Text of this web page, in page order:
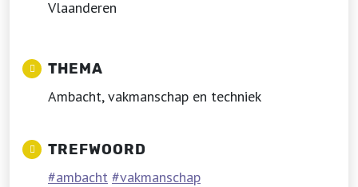
Vlaanderen
THEMA
Ambacht, vakmanschap en techniek
TREFWOORD
ambacht vakmanschap